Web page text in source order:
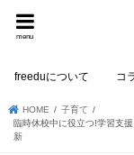
menu
freeduについて コ
HOME
子育て
臨時休校中に役立つ!学習支
新